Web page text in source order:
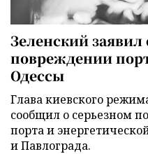
Зеленский заявил
повреждении
Одессы
Глава киевского
сообщил о серьезном
порта и
и Павлограда.